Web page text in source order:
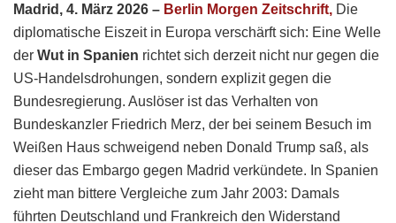
Madrid, 4. März 2026 – Berlin Morgen Zeitschrift, Die
diplomatische Eiszeit in Europa verschärft sich: Eine Welle
der Wut in Spanien richtet sich derzeit nicht nur gegen die
US-Handelsdrohungen, sondern explizit gegen die
Bundesregierung. Auslöser ist das Verhalten von
Bundeskanzler Friedrich Merz, der bei seinem Besuch im
Weißen Haus schweigend neben Donald Trump saß, als
dieser das Embargo gegen Madrid verkündete. In Spanien
zieht man bittere Vergleiche zum Jahr 2003: Damals
führten Deutschland und Frankreich den Widerstand